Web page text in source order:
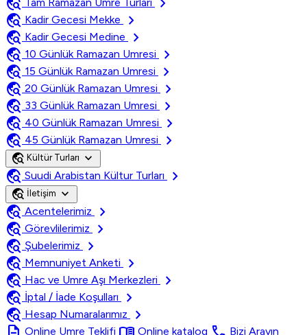
Tam Ramazan Umre Turları
travel_explore Kadir Gecesi Mekke
chevron_right
travel_explore Kadir Gecesi Medine
chevron_right
travel_explore 10 Günlük Ramazan Umresi
chevron_right
travel_explore 15 Günlük Ramazan Umresi
chevron_right
travel_explore 20 Günlük Ramazan Umresi
chevron_right
travel_explore 33 Günlük Ramazan Umresi
chevron_right
travel_explore 40 Günlük Ramazan Umresi
chevron_right
travel_explore 45 Günlük Ramazan Umresi chevron_right
travel_explore Kültür Turları expand_more
travel_explore Suudi Arabistan Kültur Turları chevron_right
travel_explore İletişim expand_more
travel_explore Acentelerimiz
chevron_right
travel_explore Görevlilerimiz
chevron_right
travel_explore Şubelerimiz
chevron_right
travel_explore Memnuniyet Anketi
chevron_right
travel_explore Hac ve Umre Aşı Merkezleri
chevron_right
travel_explore İptal / İade Koşulları
chevron_right
travel_explore Hesap Numaralarımız
chevron_right
Online Umre Teklifi Online katalog Bizi Arayın